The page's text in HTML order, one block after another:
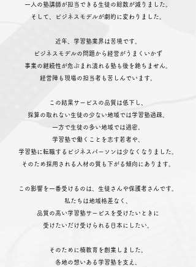
一人の塾講師が担当できる生徒の総数が減りました。
そして、ビジネスモデルが劇的に変わりました。
近年、 学習塾業界は苦境です。
ビジネスモデルの問題から経営がうまくいかず
事業の継続性が危ぶまれ潰れる塾も後を絶ちません。
経営陣も現場の担当者も苦しんでいます 。
この結果サービスの品質は低下し、
採算の取れない生徒の少ない地域では学習塾過疎、
一方で生徒の多い地域では過密。
学習塾で働くことを志す若者や、
学習塾に転職するビジネスパーソンは少なくなりました。
そのため採用される人材の質も下がる傾向にあります。
この影響を一番受けるのは、生徒さんや保護者さんです。
私たちは地域格差なく、
品質の高い学習塾サービスを受けたいときに
受けたいだけ受けられる日本にしたい。
そのために楠教育を創業しました。
各地の想いある学習塾を支え、